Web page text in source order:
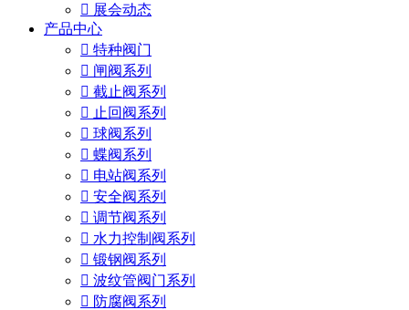
 展会动态
产品中心
 特种阀门
 闸阀系列
 截止阀系列
 止回阀系列
 球阀系列
 蝶阀系列
 电站阀系列
 安全阀系列
 调节阀系列
 水力控制阀系列
 锻钢阀系列
 波纹管阀门系列
 防腐阀系列